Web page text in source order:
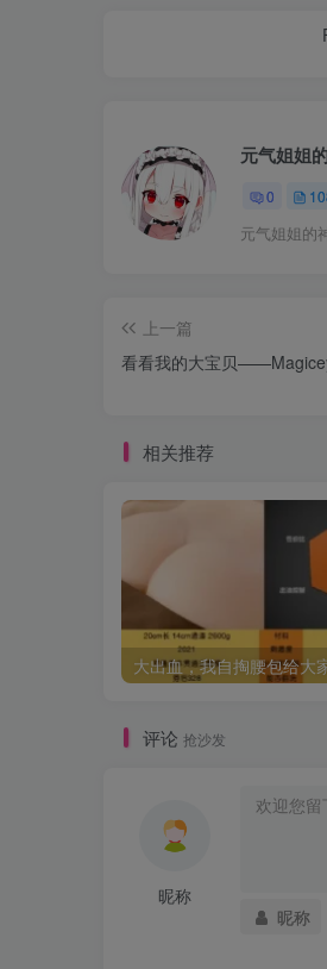
元气姐姐
0
元气姐姐的
上一篇
看看我的大宝贝
相关推荐
评论 抢沙发
昵称
昵称